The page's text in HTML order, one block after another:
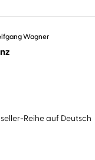
Wagner
Reihe auf Deutsch